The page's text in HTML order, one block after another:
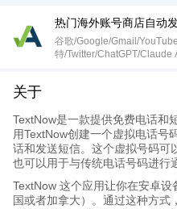
热门海外账号商店自动
谷歌/Google/Gmail/
特/Twitter/ChatGPT/Claude
关于
TextNow是一款提供免费电话和
用TextNow创建一个虚拟电话号
话和发送短信。这个虚拟号码可
也可以用于与传统电话号码进行
TextNow 这个应用让你在安卓
国或者加拿大）。通过这种方